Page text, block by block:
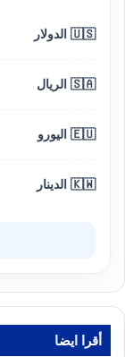
🇺🇸 الدولار
🇸🇦 الريال
🇪🇺 اليورو
🇰🇼 الدينار
أقرا ايضا